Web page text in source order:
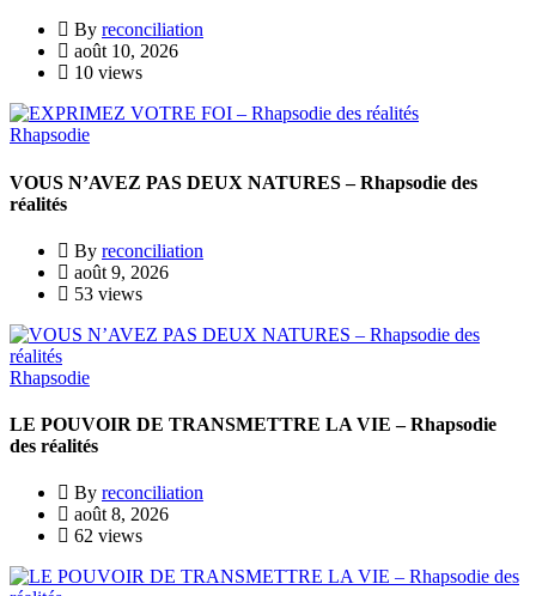
By reconciliation
août 10, 2026
10 views
Rhapsodie
VOUS N’AVEZ PAS DEUX NATURES – Rhapsodie des
réalités
By reconciliation
août 9, 2026
53 views
Rhapsodie
LE POUVOIR DE TRANSMETTRE LA VIE – Rhapsodie
des réalités
By reconciliation
août 8, 2026
62 views